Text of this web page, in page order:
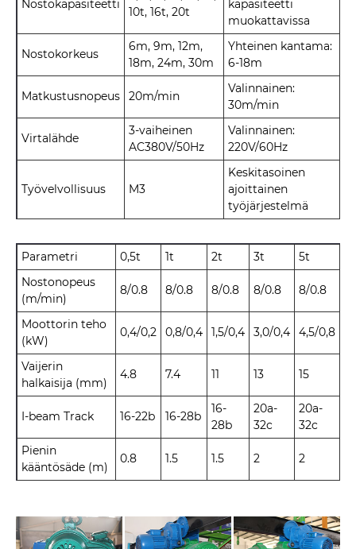
Nostokapasiteetti
10t, 16t, 20t
kapasiteetti
muokattavissa
Nostokorkeus
6m, 9m, 12m,
18m, 24m, 30m
Yhteinen kantama:
6-18m
Matkustusnopeus 20m/min
Valinnainen:
30m/min
Virtalähde
3-vaiheinen
AC380V/50Hz
Valinnainen:
220V/60Hz
Työvelvollisuus M3
Keskitasoinen
ajoittainen
työjärjestelmä
Parametri 0,5t 1t 2t 3t
5t
Nostonopeus
(m/min)
8/0.8 8/0.8 8/0.8 8/0.8 8/0.8
Moottorin teho
(kW)
0,4/0,2 0,8/0,4 1,5/0,4 3,0/0,4 4,5/0,8
Vaijerin
halkaisija (mm)
4.8 7.4 11 13 15
I-beam Track 16-22b 16-28b
16-
28b
20a-
32c
20a-
32c
Pienin
kääntösäde (m)
0.8 1.5 1.5 2 2